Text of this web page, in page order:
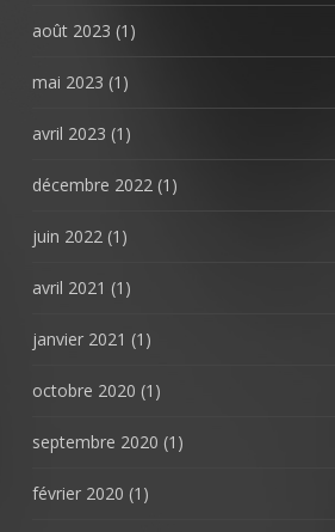
août 2023 (1)
mai 2023 (1)
avril 2023 (1)
décembre 2022(1)
juin 2022(1)
avril 2021 (1)
janvier 2021 (1)
octobre 2020 (1)
septembre 2020 (1)
février 2020 (1)